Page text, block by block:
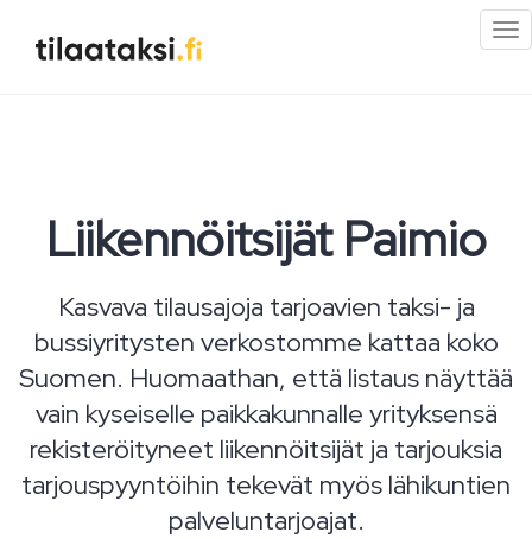
Liikennöitsijät Paimio
Kasvava tilausajoja tarjoavien taksi- ja
bussiyritysten verkostomme kattaa koko
Suomen. Huomaathan, että listaus näyttää
vain kyseiselle paikkakunnalle yrityksensä
rekisteröityneet liikennöitsijät ja tarjouksia
tarjouspyyntöihin tekevät myös lähikuntien
palveluntarjoajat.